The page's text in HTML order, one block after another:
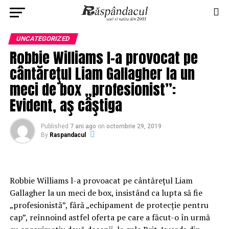
UNCATEGORIZED
Robbie Williams l-a provocat pe
cântăreţul Liam Gallagher la un
meci de box „profesionist”:
Evident, aş câştiga
Published 7 ani ago on octombrie 29, 2019
By Raspandacul
Robbie Williams l-a provoacat pe cântăreţul Liam
Gallagher la un meci de box, insistând ca lupta să fie
„profesionistă”, fără „echipament de protecţie pentru
cap”, reînnoind astfel oferta pe care a făcut-o în urmă